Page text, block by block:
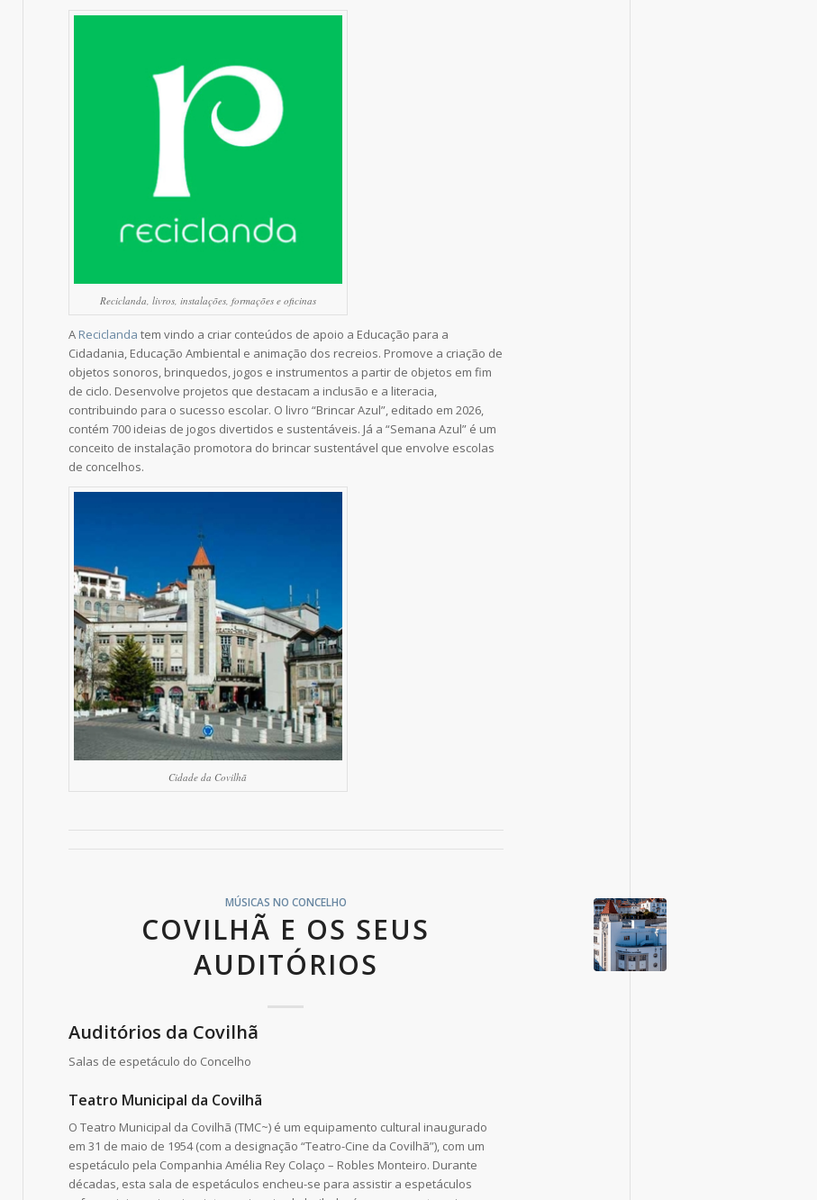
Reciclanda, livros, instalações, formações e oficinas
A Reciclanda tem vindo a criar conteúdos de apoio a Educação para a
Cidadania, Educação Ambiental e animação dos recreios. Promove a criação de
objetos sonoros, brinquedos, jogos e instrumentos a partir de objetos em fim
de ciclo. Desenvolve projetos que destacam a inclusão e a literacia,
contribuindo para o sucesso escolar. O livro “Brincar Azul”, editado em 2026,
contém 700 ideias de jogos divertidos e sustentáveis. Já a “Semana Azul” é um
conceito de instalação promotora do brincar sustentável que envolve escolas
de concelhos.
Cidade da Covilhã
MÚSICAS NO CONCELHO
COVILHÃ E OS SEUS
AUDITÓRIOS
Auditórios da Covilhã
Salas de espetáculo do Concelho
Teatro Municipal da Covilhã
O Teatro Municipal da Covilhã (TMC~) é um equipamento cultural inaugurado
em 31 de maio de 1954 (com a designação “Teatro-Cine da Covilhã”), com um
espetáculo pela Companhia Amélia Rey Colaço – Robles Monteiro. Durante
décadas, esta sala de espetáculos encheu-se para assistir a espetáculos